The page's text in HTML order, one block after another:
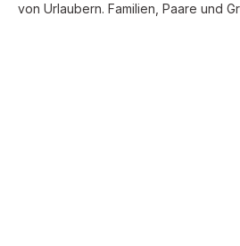
von Urlaubern. Familien, Paare und